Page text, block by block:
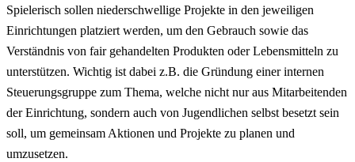
Spielerisch sollen niederschwellige Projekte in den jeweiligen
Einrichtungen platziert werden, um den Gebrauch sowie das
Verständnis von fair gehandelten Produkten oder Lebensmitteln zu
unterstützen. Wichtig ist dabei z.B. die Gründung einer internen
Steuerungsgruppe zum Thema, welche nicht nur aus Mitarbeitenden
der Einrichtung, sondern auch von Jugendlichen selbst besetzt sein
soll, um gemeinsam Aktionen und Projekte zu planen und
umzusetzen.